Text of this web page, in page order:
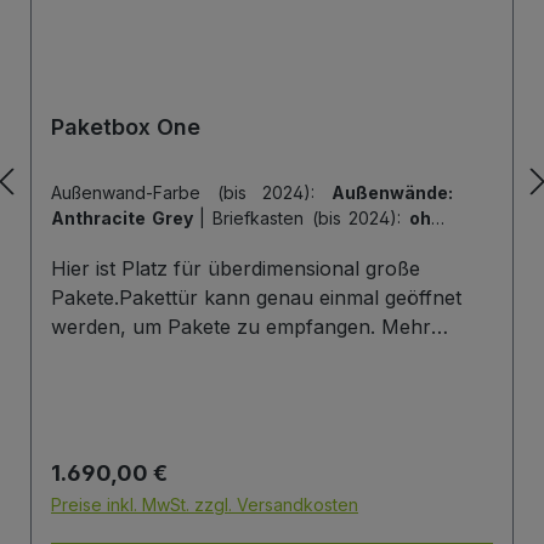
Paketbox One
Außenwand-Farbe (bis 2024): Außenwände:
Anthracite Grey
Briefkasten (bis 2024): ohne
Hintertür | Tiefe der Paketbox (bis 2024):
cm Außenmaß (Standard) | Tür-Farbe (bis
2024):Tür: Anthracite Grey
Hier ist Platz für überdimensional große
Pakete.Pakettür kann genau einmal geöffnet
werden, um Pakete zu empfangen. Mehr
Die Tür wird immer mit einem Halbzylinder
ausgestattet. Das heißt, Sie können den selben
Regulärer Preis:
1.690,00 €
Preise inkl. MwSt. zzgl. Versandkosten